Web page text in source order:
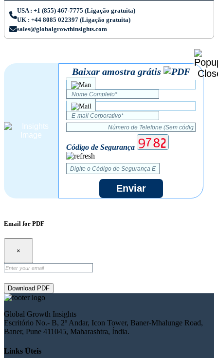
USA : +1 (855) 467-7775 (Ligação gratuita)
UK : +44 8085 022397 (Ligação gratuita)
sales@globalgrowthinsights.com
Baixar amostra grátis
Código de Segurança
Enviar
Email for PDF
×
Download PDF
Global Growth Insights
Escritório No.- B, 2º Andar, Icon Tower, Baner-Mhalunge Road,
Baner, Pune 411045, Maharashtra, Índia.
Links Úteis